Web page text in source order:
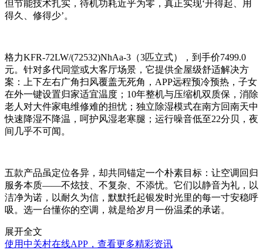
但节能技术扎实，待机功耗近乎为零，真正实现‘开得起、用
得久、修得少’。
格力KFR-72LW/(72532)NhAa-3（3匹立式），到手价7499.0
元。针对多代同堂或大客厅场景，它提供全屋级舒适解决方
案：上下左右广角扫风覆盖无死角，APP远程预冷预热，子女
在外一键设置归家适宜温度；10年整机与压缩机双质保，消除
老人对大件家电维修难的担忧；独立除湿模式在南方回南天中
快速降湿不降温，呵护风湿老寒腿；运行噪音低至22分贝，夜
间几乎不可闻。
五款产品虽定位各异，却共同锚定一个朴素目标：让空调回归
服务本质——不炫技、不复杂、不添忧。它们以静音为礼，以
洁净为诺，以耐久为信，默默托起银发时光里的每一寸安稳呼
吸。选一台懂你的空调，就是给岁月一份温柔的承诺。
展开全文
使用中关村在线APP，查看更多精彩资讯